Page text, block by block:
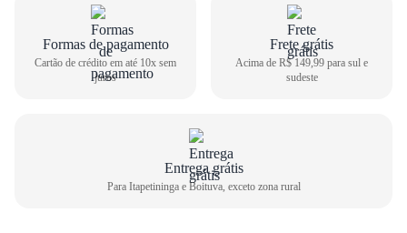
Formas de pagamento
Cartão de crédito em até 10x sem
juros
Frete grátis
Acima de R$ 149,99 para sul e
sudeste
Entrega grátis
Para Itapetininga e Boituva, exceto zona rural